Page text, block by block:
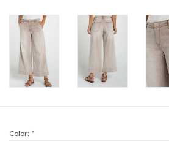
Color: *